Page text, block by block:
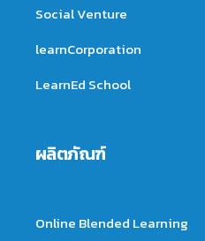
Social Venture
learnCorporation
LearnEd School
ผลิตภัณฑ์
Online Blended Learning